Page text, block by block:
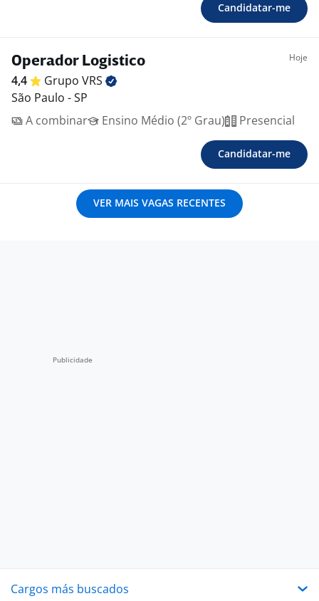
Candidatar-me
Operador Logistico Hoje
4,4 Grupo VRS
São Paulo - SP
A combinar
Ensino Médio (2º Grau) Presencial
Candidatar-me
VER MAIS VAGAS RECENTES
Cargos más buscados